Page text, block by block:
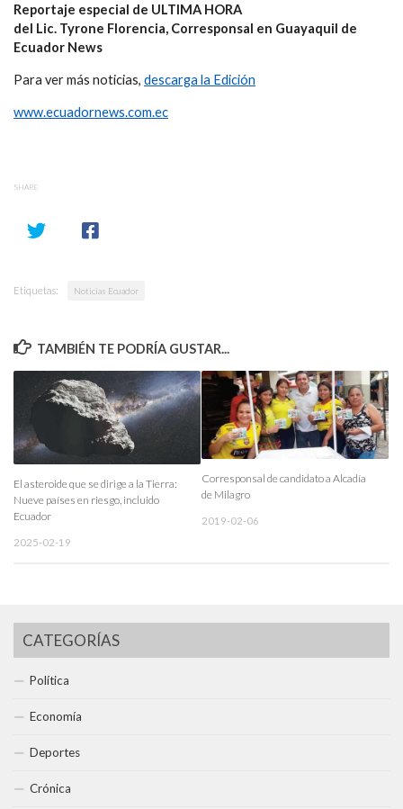
Reportaje especial de ULTIMA HORA
del Lic. Tyrone Florencia, Corresponsal en Guayaquil de
Ecuador News
Para ver más noticias, descarga la Edición
www.ecuadornews.com.ec
SHARE
Etiquetas: Noticias Ecuador
TAMBIÉN TE PODRÍA GUSTAR...
El asteroide que se dirige a la Tierra:
Nueve países en riesgo, incluido
Ecuador
2025-02-19
Corresponsal de candidato a Alcadía
de Milagro
2019-02-06
CATEGORÍAS
Política
Economía
Deportes
Crónica